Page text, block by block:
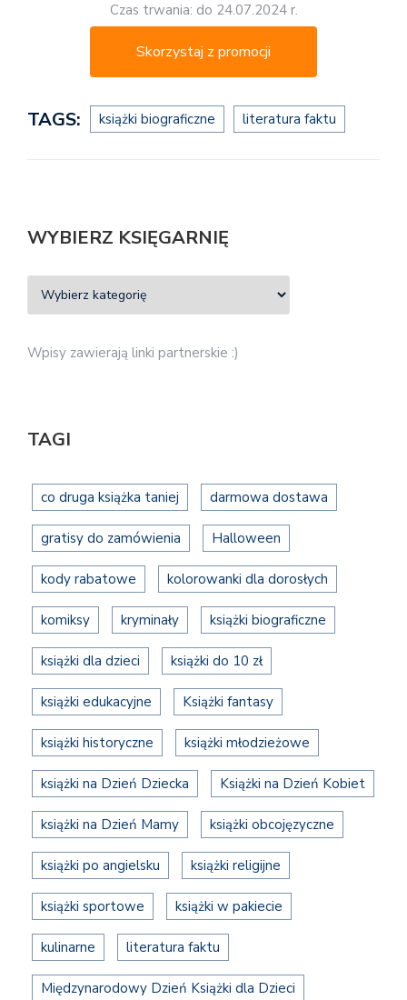
Czas trwania: do 24.07.2024 r.
Skorzystaj z promocji
TAGS: książki biograficzne literatura faktu
WYBIERZ KSIĘGARNIĘ
Wpisy zawierają linki partnerskie :)
TAGI
co druga książka taniej darmowa dostawa
gratisy do zamówienia Halloween
kody rabatowe kolorowanki dla dorosłych
komiksy kryminały książki biograficzne
książki dla dzieci książki do 10 zł
książki edukacyjne Książki fantasy
książki historyczne książki młodzieżowe
książki na Dzień Dziecka Książki na Dzień Kobiet
książki na Dzień Mamy książki obcojęzyczne
książki po angielsku książki religijne
książki sportowe książki w pakiecie
kulinarne literatura faktu
Międzynarodowy Dzień Książki dla Dzieci